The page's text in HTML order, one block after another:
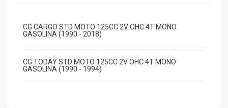
CG CARGO STD MOTO 125CC 2V OHC 4T MONO
GASOLINA (1990 - 2018)
CG TODAY STD MOTO 125CC 2V OHC 4T MONO
GASOLINA (1990 - 1994)